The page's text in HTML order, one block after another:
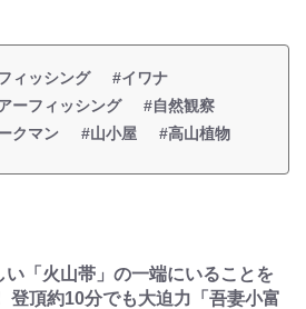
ィッシング
#イワナ
ーフィッシング
#自然観察
クマン #山小屋 #高山植物
い「火山帯」の一端にいることを
登頂約10分でも大迫力「吾妻小富